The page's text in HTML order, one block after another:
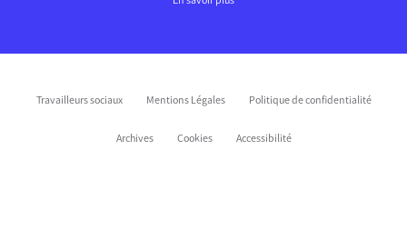
Travailleurs sociaux Mentions Légales Politique de confidentialité
Archives Cookies Accessibilité